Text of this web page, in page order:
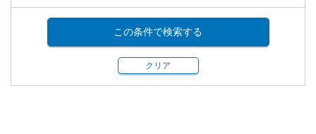
この条件で検索する
クリア